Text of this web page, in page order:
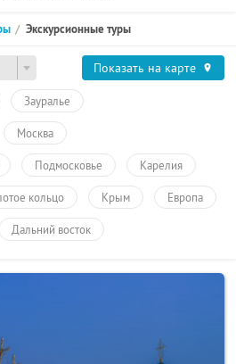
Экскурсионные туры
Показать на карте
Зауралье
Москва
Подмосковье Карелия
кольцо Крым Европа
Дальний восток